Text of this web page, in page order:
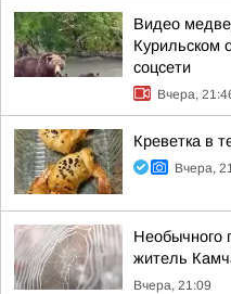
Видео
Курильском
соцсети
Вчера,
Креветка в
Вчера,
Необычного
житель
Вчера, 21:09